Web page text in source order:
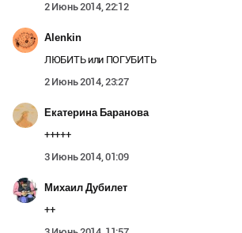
2 Июнь 2014, 22:12
Alenkin
ЛЮБИТЬ или ПОГУБИТЬ
2 Июнь 2014, 23:27
Екатерина Баранова
+++++
3 Июнь 2014, 01:09
Михаил Дубилет
++